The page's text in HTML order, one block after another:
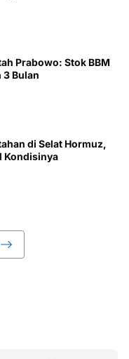
Prabowo: Stok BBM
3 Bulan
di Selat Hormuz,
Kondisinya